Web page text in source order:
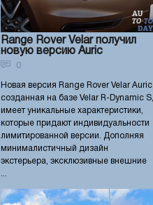
Range Rover Velar получил
новую версию Auric
0
Новая версия Range Rover Velar Auric,
созданная на базе Velar R-Dynamic S,
имеет уникальные характеристики,
которые придают индивидуальности
лимитированной версии. Дополняя
минималистичный дизайн
экстерьера, эксклюзивные внешние